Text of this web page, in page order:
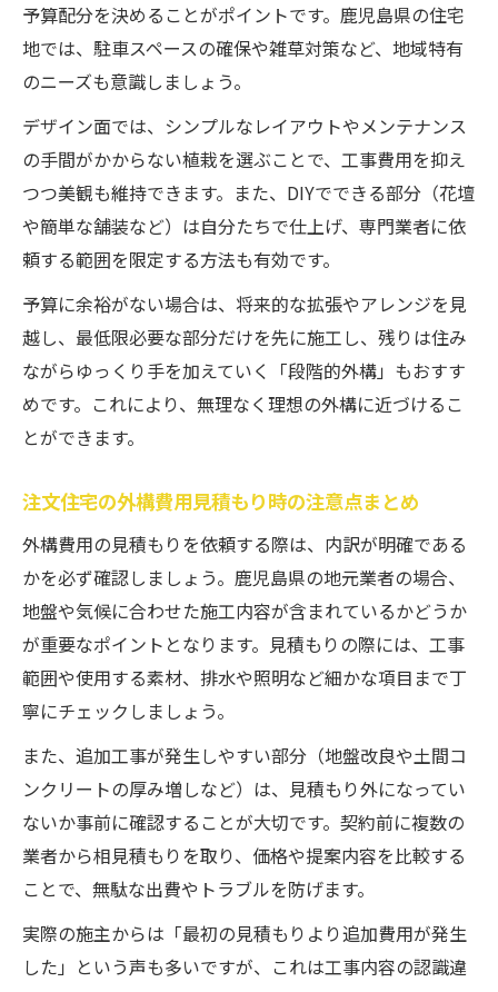
とめ
注文住宅で外構費用が上下する理由と注意
点
注文住宅の外構費用優先順位を整理する方
法
注文住宅の外構費用が高くなるケースと対
策
注文住宅の外構費用算出に必要なポイント
解説
デザイン性と機能性を両立した外構づくり術
注文住宅で叶えるデザイン性と外構費用の
調和術
注文住宅の外構費用と機能美を両立するポ
注文住宅で外構費用とデザイン性を意識し
た工夫
注文住宅の外構費用を抑えた機能的な設計
例紹介
注文住宅だからできる外構費用最適デザイ
注文住宅で納得できる外構費用の最適化手
法
注文住宅の外構費用を賢く使う予算配分の
秘訣
注文住宅で外構費用を無駄なく活かすポイ
予算配分を決めることがポイントです。鹿児島県の住宅
地では、駐車スペースの確保や雑草対策など、地域特有
のニーズも意識しましょう。
デザイン面では、シンプルなレイアウトやメンテナンス
の手間がかからない植栽を選ぶことで、工事費用を抑え
つつ美観も維持できます。また、DIYでできる部分（花壇
や簡単な舗装など）は自分たちで仕上げ、専門業者に依
頼する範囲を限定する方法も有効です。
予算に余裕がない場合は、将来的な拡張やアレンジを見
越し、最低限必要な部分だけを先に施工し、残りは住み
ながらゆっくり手を加えていく「段階的外構」もおすす
めです。これにより、無理なく理想の外構に近づけるこ
とができます。
注文住宅の外構費用見積もり時の注意点まとめ
外構費用の見積もりを依頼する際は、内訳が明確である
かを必ず確認しましょう。鹿児島県の地元業者の場合、
地盤や気候に合わせた施工内容が含まれているかどうか
が重要なポイントとなります。見積もりの際には、工事
範囲や使用する素材、排水や照明など細かな項目まで丁
寧にチェックしましょう。
また、追加工事が発生しやすい部分（地盤改良や土間コ
ンクリートの厚み増しなど）は、見積もり外になってい
ないか事前に確認することが大切です。契約前に複数の
業者から相見積もりを取り、価格や提案内容を比較する
ことで、無駄な出費やトラブルを防げます。
実際の施主からは「最初の見積もりより追加費用が発生
した」という声も多いですが、これは工事内容の認識違